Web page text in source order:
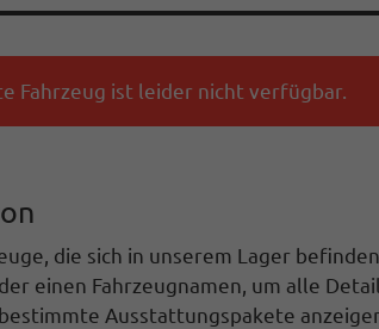
Fahrzeug ist leider nicht verfügbar.
die sich in unserem Lager
einen Fahrzeugnamen, um alle
Ausstattungspakete